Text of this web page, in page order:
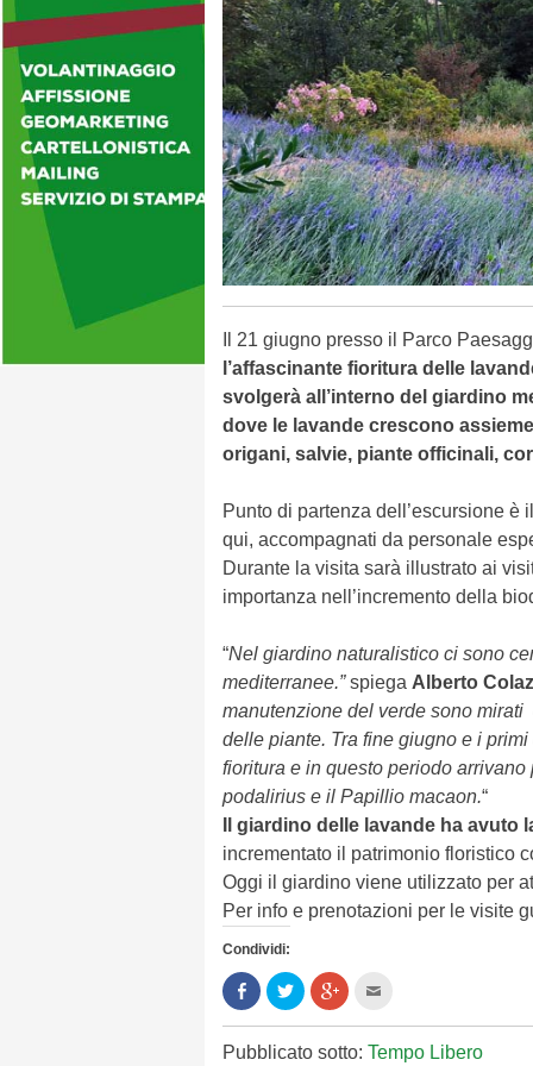
Il 21 giugno presso il Parco
l’affascinante fioritura delle
svolgerà all’interno del giardino
dove le lavande crescono
origani, salvie, piante officinali,
Punto di partenza dell’escursione è il
qui, accompagnati da personale
Durante la visita sarà illustrato ai
importanza nell’incremento della
“Nel giardino naturalistico ci sono
mediterranee.”spiega Alberto
manutenzione del verde sono
delle piante. Tra fine giugno e i
fioritura e in questo periodo
podalirius e il Papillio macaon.“
Il giardino delle lavande ha avuto
incrementato il patrimonio floristico
Oggi il giardino viene utilizzato per
Per info e prenotazioni per le visite
Condividi:
Condividi
su
Facebook
(Si
apre
in
Clicca
per
condividere
su
Twitter
(Si
Clicca
per
su
Google+
(Si
l'articolo
via
mail
Pubblicato sotto: Tempo Libero